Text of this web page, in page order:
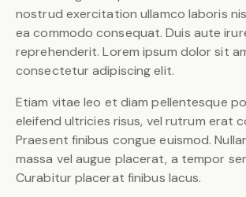
nostrud exercitation ullamco laboris
ea commodo consequat. Duis aute
reprehenderit. Lorem ipsum dolor sit
consectetur adipiscing elit.
Etiam vitae leo et diam pellentesque
eleifend ultricies risus, vel rutrum erat
Praesent finibus congue euismod.
massa vel augue placerat, a tempor
Curabitur placerat finibus lacus.